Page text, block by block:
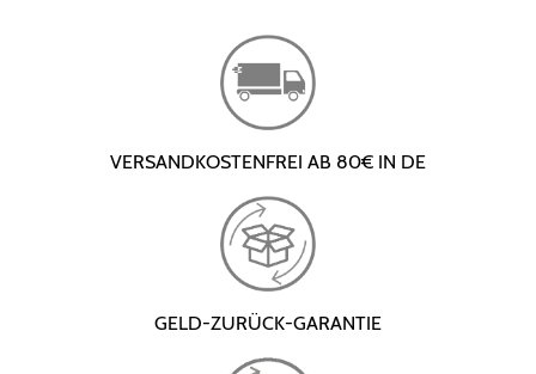
VERSANDKOSTENFREI AB 80€ IN DE
GELD-ZURÜCK-GARANTIE